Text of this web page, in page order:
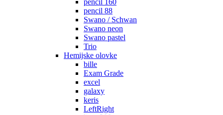
pencil 160
pencil 88
Swano / Schwan
Swano neon
Swano pastel
Trio
Hemijske olovke
bille
Exam Grade
excel
galaxy
keris
LeftRight